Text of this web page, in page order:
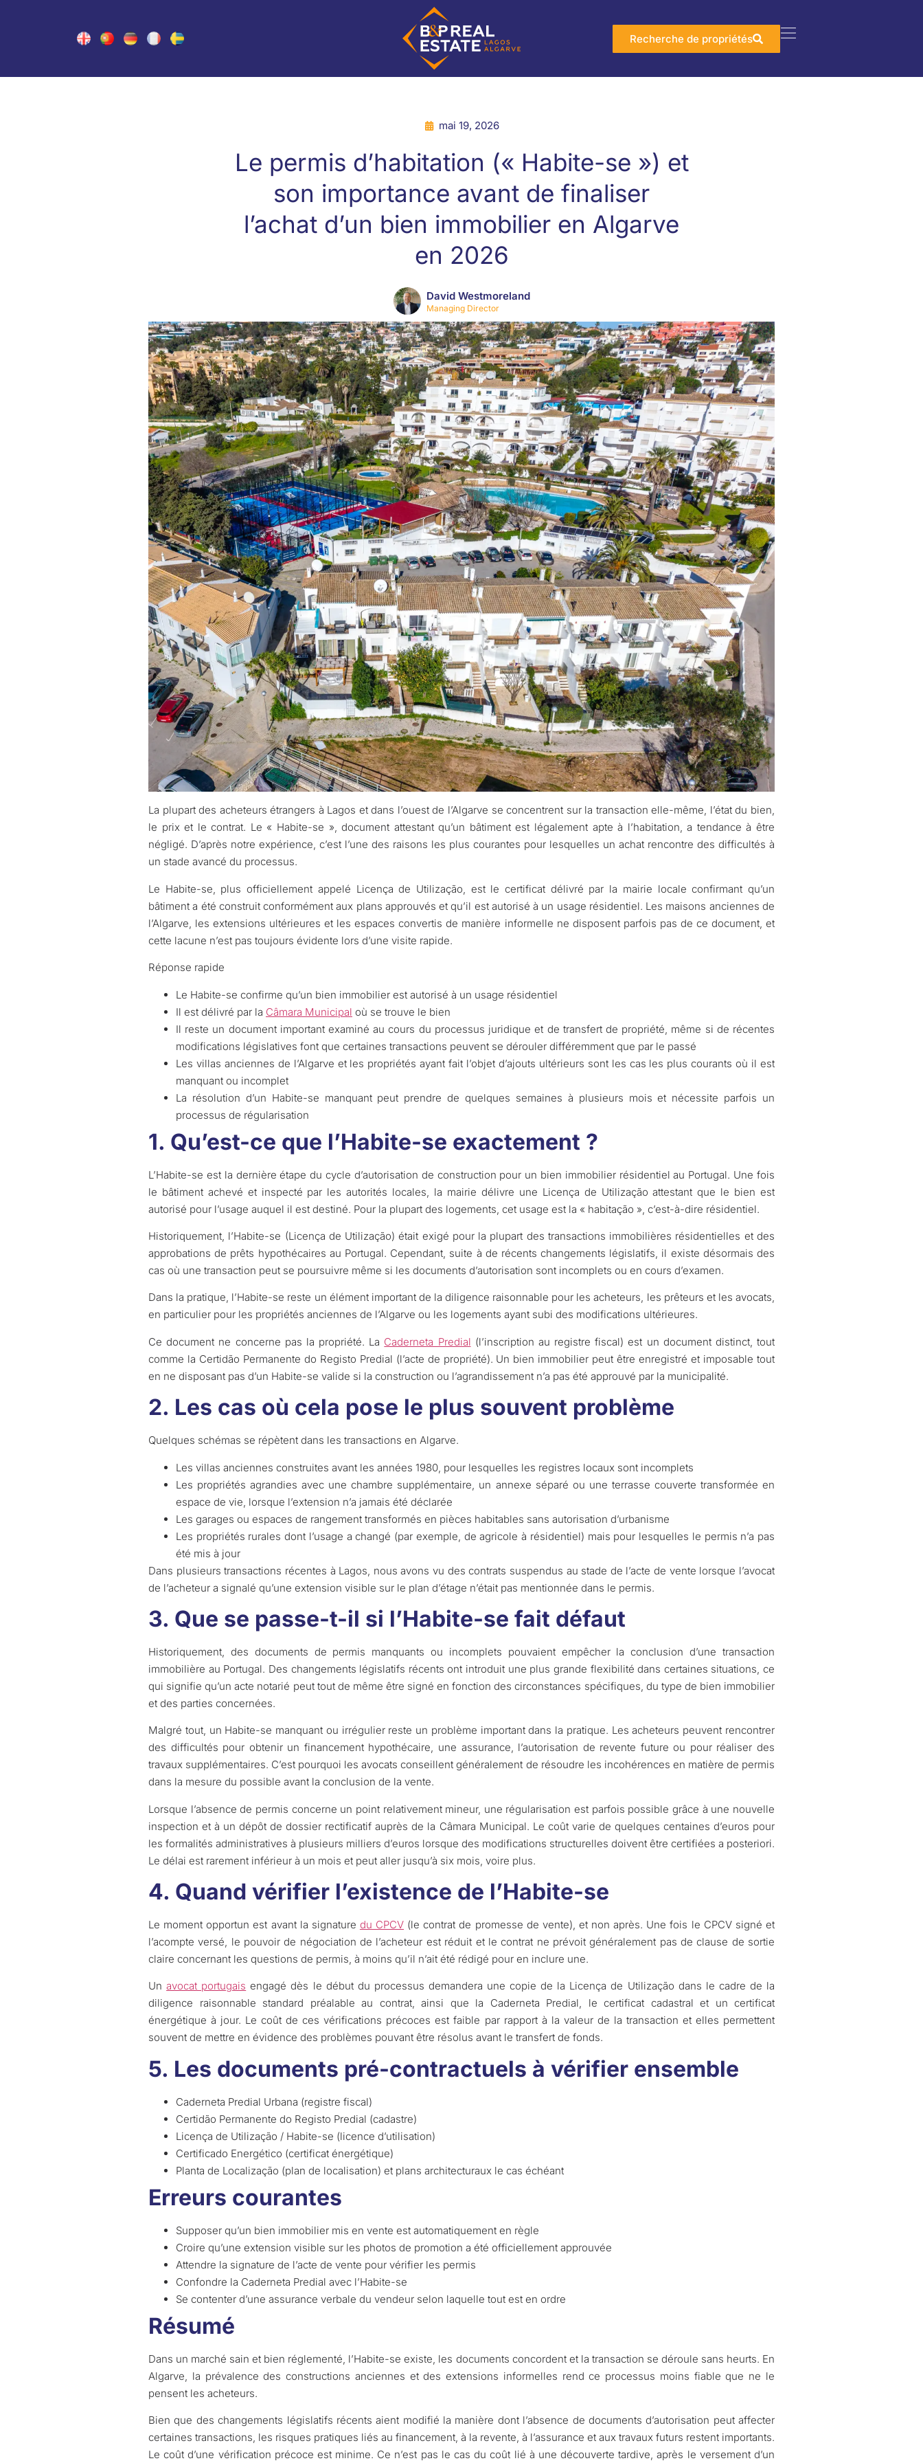
Recherche de propriétés
mai 19, 2026
Le permis d’habitation (« Habite-se ») et
son importance avant de finaliser
l’achat d’un bien immobilier en Algarve
en 2026
David Westmoreland
Managing Director
La plupart des acheteurs étrangers à Lagos et dans l’ouest de l’Algarve se concentrent sur la transaction elle-même, l’état du bien,
le prix et le contrat. Le « Habite-se », document attestant qu’un bâtiment est légalement apte à l’habitation, a tendance à être
négligé. D’après notre expérience, c’est l’une des raisons les plus courantes pour lesquelles un achat rencontre des difficultés à
un stade avancé du processus.
Le Habite-se, plus officiellement appelé Licença de Utilização, est le certificat délivré par la mairie locale confirmant qu’un
bâtiment a été construit conformément aux plans approuvés et qu’il est autorisé à un usage résidentiel. Les maisons anciennes de
l’Algarve, les extensions ultérieures et les espaces convertis de manière informelle ne disposent parfois pas de ce document, et
cette lacune n’est pas toujours évidente lors d’une visite rapide.
Réponse rapide
Le Habite-se confirme qu’un bien immobilier est autorisé à un usage résidentiel
Il est délivré par la Câmara Municipal où se trouve le bien
Il reste un document important examiné au cours du processus juridique et de transfert de propriété, même si de récentes
modifications législatives font que certaines transactions peuvent se dérouler différemment que par le passé
Les villas anciennes de l’Algarve et les propriétés ayant fait l’objet d’ajouts ultérieurs sont les cas les plus courants où il est
manquant ou incomplet
La résolution d’un Habite-se manquant peut prendre de quelques semaines à plusieurs mois et nécessite parfois un
processus de régularisation
1. Qu’est-ce que l’Habite-se exactement ?
L’Habite-se est la dernière étape du cycle d’autorisation de construction pour un bien immobilier résidentiel au Portugal. Une fois
le bâtiment achevé et inspecté par les autorités locales, la mairie délivre une Licença de Utilização attestant que le bien est
autorisé pour l’usage auquel il est destiné. Pour la plupart des logements, cet usage est la « habitação », c’est-à-dire résidentiel.
Historiquement, l’Habite-se (Licença de Utilização) était exigé pour la plupart des transactions immobilières résidentielles et des
approbations de prêts hypothécaires au Portugal. Cependant, suite à de récents changements législatifs, il existe désormais des
cas où une transaction peut se poursuivre même si les documents d’autorisation sont incomplets ou en cours d’examen.
Dans la pratique, l’Habite-se reste un élément important de la diligence raisonnable pour les acheteurs, les prêteurs et les avocats,
en particulier pour les propriétés anciennes de l’Algarve ou les logements ayant subi des modifications ultérieures.
Ce document ne concerne pas la propriété. La Caderneta Predial (l’inscription au registre fiscal) est un document distinct, tout
comme la Certidão Permanente do Registo Predial (l’acte de propriété). Un bien immobilier peut être enregistré et imposable tout
en ne disposant pas d’un Habite-se valide si la construction ou l’agrandissement n’a pas été approuvé par la municipalité.
2. Les cas où cela pose le plus souvent problème
Quelques schémas se répètent dans les transactions en Algarve.
Les villas anciennes construites avant les années 1980, pour lesquelles les registres locaux sont incomplets
Les propriétés agrandies avec une chambre supplémentaire, un annexe séparé ou une terrasse couverte transformée en
espace de vie, lorsque l’extension n’a jamais été déclarée
Les garages ou espaces de rangement transformés en pièces habitables sans autorisation d’urbanisme
Les propriétés rurales dont l’usage a changé (par exemple, de agricole à résidentiel) mais pour lesquelles le permis n’a pas
été mis à jour
Dans plusieurs transactions récentes à Lagos, nous avons vu des contrats suspendus au stade de l’acte de vente lorsque l’avocat
de l’acheteur a signalé qu’une extension visible sur le plan d’étage n’était pas mentionnée dans le permis.
3. Que se passe-t-il si l’Habite-se fait défaut
Historiquement, des documents de permis manquants ou incomplets pouvaient empêcher la conclusion d’une transaction
immobilière au Portugal. Des changements législatifs récents ont introduit une plus grande flexibilité dans certaines situations, ce
qui signifie qu’un acte notarié peut tout de même être signé en fonction des circonstances spécifiques, du type de bien immobilier
et des parties concernées.
Malgré tout, un Habite-se manquant ou irrégulier reste un problème important dans la pratique. Les acheteurs peuvent rencontrer
des difficultés pour obtenir un financement hypothécaire, une assurance, l’autorisation de revente future ou pour réaliser des
travaux supplémentaires. C’est pourquoi les avocats conseillent généralement de résoudre les incohérences en matière de permis
dans la mesure du possible avant la conclusion de la vente.
Lorsque l’absence de permis concerne un point relativement mineur, une régularisation est parfois possible grâce à une nouvelle
inspection et à un dépôt de dossier rectificatif auprès de la Câmara Municipal. Le coût varie de quelques centaines d’euros pour
les formalités administratives à plusieurs milliers d’euros lorsque des modifications structurelles doivent être certifiées a posteriori.
Le délai est rarement inférieur à un mois et peut aller jusqu’à six mois, voire plus.
4. Quand vérifier l’existence de l’Habite-se
Le moment opportun est avant la signature du CPCV (le contrat de promesse de vente), et non après. Une fois le CPCV signé et
l’acompte versé, le pouvoir de négociation de l’acheteur est réduit et le contrat ne prévoit généralement pas de clause de sortie
claire concernant les questions de permis, à moins qu’il n’ait été rédigé pour en inclure une.
Unavocat portugais engagé dès le début du processus demandera une copie de la Licença de Utilização dans le cadre de la
diligence raisonnable standard préalable au contrat, ainsi que la Caderneta Predial, le certificat cadastral et un certificat
énergétique à jour. Le coût de ces vérifications précoces est faible par rapport à la valeur de la transaction et elles permettent
souvent de mettre en évidence des problèmes pouvant être résolus avant le transfert de fonds.
5. Les documents pré-contractuels à vérifier ensemble
Caderneta Predial Urbana (registre fiscal)
Certidão Permanente do Registo Predial (cadastre)
Licença de Utilização / Habite-se (licence d’utilisation)
Certificado Energético (certificat énergétique)
Planta de Localização (plan de localisation) et plans architecturaux le cas échéant
Erreurs courantes
Supposer qu’un bien immobilier mis en vente est automatiquement en règle
Croire qu’une extension visible sur les photos de promotion a été officiellement approuvée
Attendre la signature de l’acte de vente pour vérifier les permis
Confondre la Caderneta Predial avec l’Habite-se
Se contenter d’une assurance verbale du vendeur selon laquelle tout est en ordre
Résumé
Dans un marché sain et bien réglementé, l’Habite-se existe, les documents concordent et la transaction se déroule sans heurts. En
Algarve, la prévalence des constructions anciennes et des extensions informelles rend ce processus moins fiable que ne le
pensent les acheteurs.
Bien que des changements législatifs récents aient modifié la manière dont l’absence de documents d’autorisation peut affecter
certaines transactions, les risques pratiques liés au financement, à la revente, à l’assurance et aux travaux futurs restent importants.
Le coût d’une vérification précoce est minime. Ce n’est pas le cas du coût lié à une découverte tardive, après le versement d’un